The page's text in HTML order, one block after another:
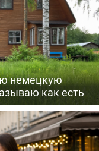
немецкую
как есть